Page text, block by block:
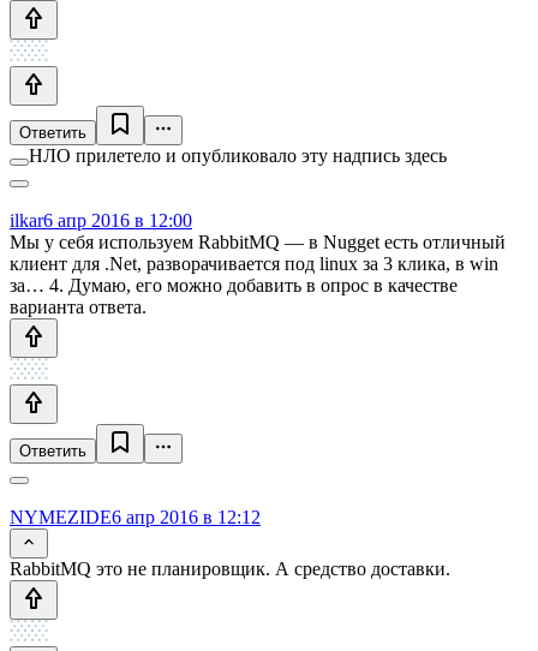
Ответить
НЛО прилетело и опубликовало эту надпись здесь
ilkar6 апр 2016 в 12:00
Мы у себя используем RabbitMQ — в Nugget есть отличный
клиент для .Net, разворачивается под linux за 3 клика, в win
за… 4. Думаю, его можно добавить в опрос в качестве
варианта ответа.
Ответить
NYMEZIDE6 апр 2016 в 12:12
RabbitMQ это не планировщик. А средство доставки.